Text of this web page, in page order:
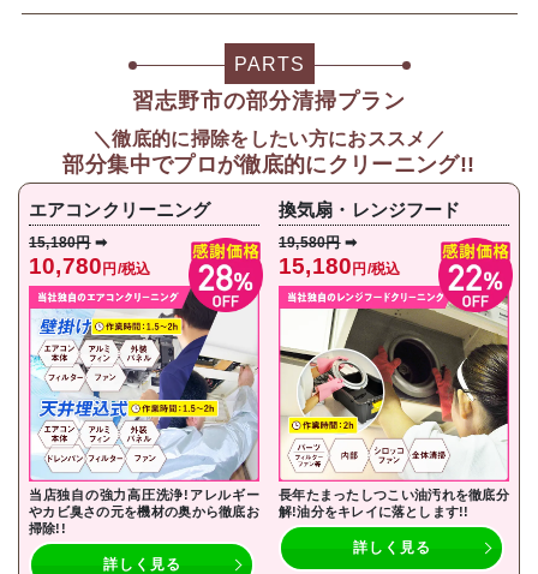
PARTS
習志野市の部分清掃プラン
＼徹底的に掃除をしたい方におススメ／
部分集中でプロが徹底的にクリーニング!!
エアコンクリーニング
15,180円 ➡
10,780円/税込
当店独自の強力高圧洗浄!アレルギー
やカビ臭さの元を機材の奥から徹底お
掃除!!
詳しく見る
換気扇・レンジフード
19,580円 ➡
15,180円/税込
長年たまったしつこい油汚れを徹底分
解!油分をキレイに落とし ます!!
詳しく見る